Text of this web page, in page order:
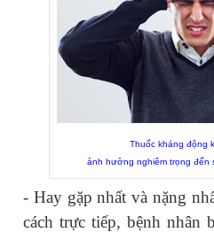
Thuốc kháng động
ảnh hưởng nghiêm trọng đến
- Haygặp nhất và nặng
cách trực tiếp, bệnh nhân